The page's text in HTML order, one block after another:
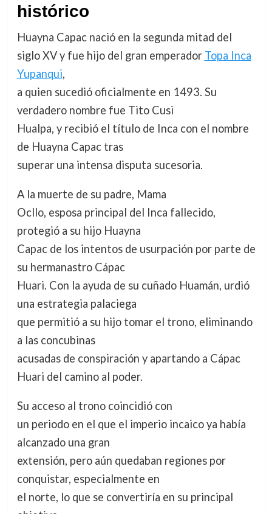
histórico
Huayna Capac nació en la segunda mitad del
siglo XV y fue hijo del gran emperador Topa Inca
Yupanqui,
a quien sucedió oficialmente en 1493. Su
verdadero nombre fue Tito Cusi
Hualpa, y recibió el título de Inca con el nombre
de Huayna Capac tras
superar una intensa disputa sucesoria.
A la muerte de su padre, Mama
Ocllo, esposa principal del Inca fallecido,
protegió a su hijo Huayna
Capac de los intentos de usurpación por parte de
su hermanastro Cápac
Huari. Con la ayuda de su cuñado Huamán, urdió
una estrategia palaciega
que permitió a su hijo tomar el trono, eliminando
a las concubinas
acusadas de conspiración y apartando a Cápac
Huari del camino al poder.
Su acceso al trono coincidió con
un periodo en el que el imperio incaico ya había
alcanzado una gran
extensión, pero aún quedaban regiones por
conquistar, especialmente en
el norte, lo que se convertiría en su principal